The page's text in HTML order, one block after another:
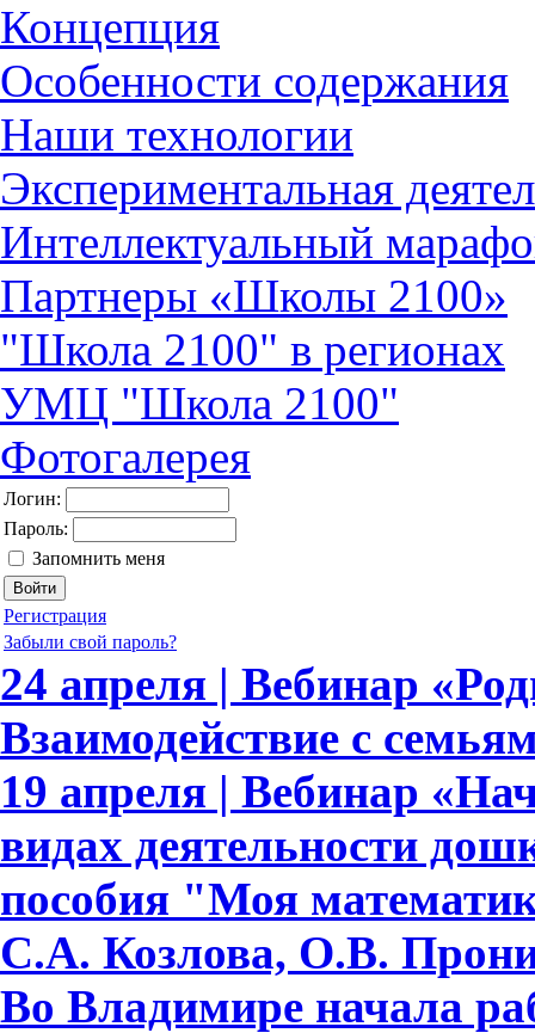
Концепция
Особенности содержания
Наши технологии
Экспериментальная
Интеллектуальный
Партнеры «Школы 2100»
"Школа 2100" в регионах
УМЦ "Школа 2100"
Фотогалерея
Логин:
Пароль:
Запомнить меня
Регистрация
Забыли свой пароль?
24 апреля | Вебинар
Взаимодействие с
19 апреля | Вебинар
видах деятельности
пособия "Моя
С.А. Козлова, О.В.
Во Владимире начала